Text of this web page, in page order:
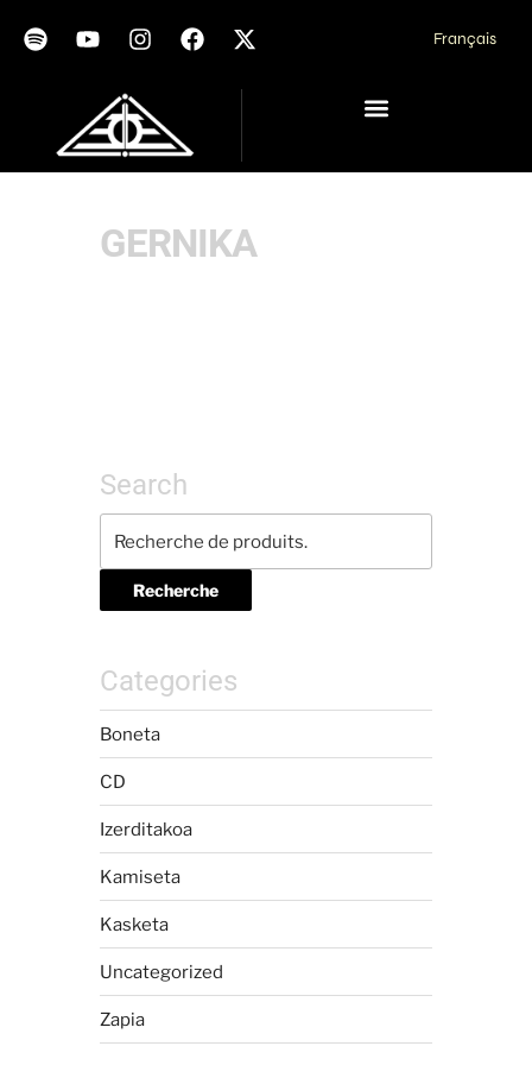
Français
GERNIKA
Search
Recherche
Categories
Boneta
CD
Izerditakoa
Kamiseta
Kasketa
Uncategorized
Zapia